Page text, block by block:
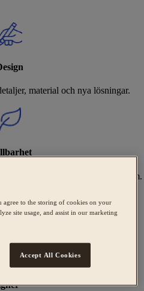
material och nya lösningar.
kök, tillverkade i Tidaholm.
kök från design till montering.
to the storing of cookies on your
site usage, and assist in our marketing
Accept All Cookies